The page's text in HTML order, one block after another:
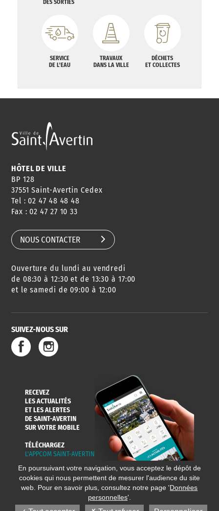
DES SORTIES
SERVICE
DE L'EAU
TRAVAUX
DANS LA VILLE
DÉCHETS
ET COLLECTES
HÔTEL DE VILLE
BP 128
37551 Saint-Avertin Cedex
Tel : 02 47 48 48 48
Fax : 02 47 27 10 33
NOUS CONTACTER
Ouverture du lundi au vendredi
de 08:30 à 12:30 et de 13:30 à 17:00
et le samedi de 09:00 à 12:00
SUIVEZ-NOUS SUR
RECEVEZ
LES ACTUALITÉS
ET LES ALERTES
DE SAINT-AVERTIN
SUR VOTRE MOBILE
TÉLÉCHARGEZ
L'APPCOM SAINT-AVERTIN
En poursuivant votre navigation, vous acceptez le dépôt de
cookies qui nous permettent de mesurer l'audience du site
web. Pour en savoir plus, consultez notre page 'Données
personnelles'.